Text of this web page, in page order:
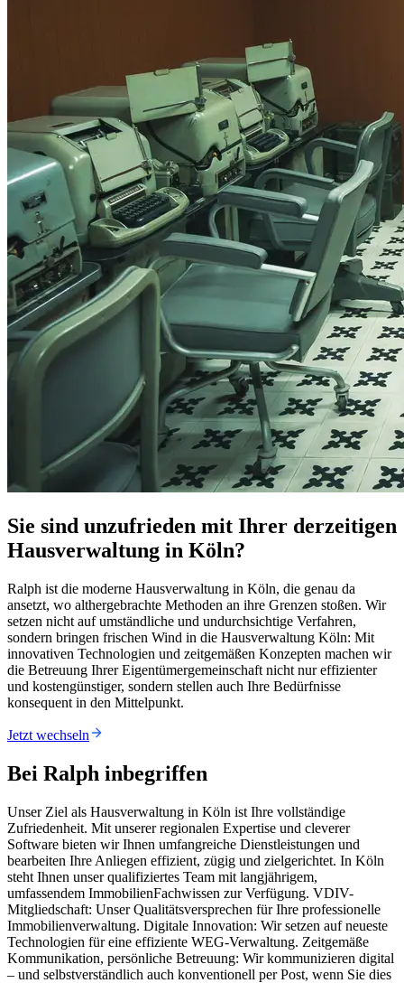
Sie sind unzufrieden mit Ihrer derzeitigen
Hausverwaltung in Köln?
Ralph ist die moderne Hausverwaltung in Köln, die genau da
ansetzt, wo althergebrachte Methoden an ihre Grenzen stoßen. Wir
setzen nicht auf umständliche und undurchsichtige Verfahren,
sondern bringen frischen Wind in die Hausverwaltung Köln: Mit
innovativen Technologien und zeitgemäßen Konzepten machen wir
die Betreuung Ihrer Eigentümergemeinschaft nicht nur effizienter
und kostengünstiger, sondern stellen auch Ihre Bedürfnisse
konsequent in den Mittelpunkt.
Jetzt wechseln
Bei Ralph inbegriffen
Unser Ziel als Hausverwaltung in Köln ist Ihre vollständige
Zufriedenheit. Mit unserer regionalen Expertise und cleverer
Software bieten wir Ihnen umfangreiche Dienstleistungen und
bearbeiten Ihre Anliegen effizient, zügig und zielgerichtet. In Köln
steht Ihnen unser qualifiziertes Team mit langjährigem,
umfassendem ImmobilienFachwissen zur Verfügung. VDIV-
Mitgliedschaft: Unser Qualitätsversprechen für Ihre professionelle
Immobilienverwaltung. Digitale Innovation: Wir setzen auf neueste
Technologien für eine effiziente WEG-Verwaltung. Zeitgemäße
Kommunikation, persönliche Betreuung: Wir kommunizieren digital
– und selbstverständlich auch konventionell per Post, wenn Sie dies